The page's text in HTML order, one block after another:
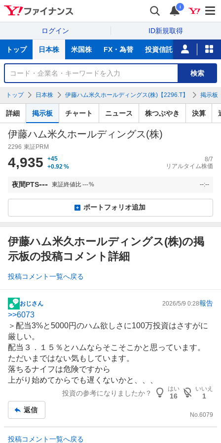
i
ログイン ID新規取得
サ
トップ 日本株 米国株 FX・為替 投資信託 ニュース
銘
検
索
検索
トップ 日本株 伊藤ハム米久ホールディングス(株)【2296.T】 掲示板
詳細 掲示板 チャート ニュース 株つぶやき 決算
伊藤ハム米久ホールディングス(株)
2296 東証PRM
4,935
+45
+0.92 %
8/7
リアルタイム株価
夜間PTS--- 東証終値比---% --:--
ポートフォリオ追加
伊藤ハム米久ホールディングス(株)の掲
示板の投稿コメント詳細
投稿コメント一覧へ戻る
掲
示
板
記
事
おじさん 2026/5/9 0:28報告
>>6073
＞配当3%と5000円のハム欲しさに100万投資はさすがに
厳しい。
配当３．１５％とハムならそこそこかと思っています。
ただいまではない気もしています。
落ちるナイフは危険ですから
上がり始めてからでも遅くないかと、、、
投資の参考になりましたか？
はい
16
いいえ
1
返信
No.6079
投稿コメント一覧へ戻る